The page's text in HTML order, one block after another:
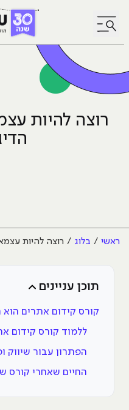
לחץ לפתיחת/סגירת תפריט
רוצה להיות
ראשי בלוג רוצה להיות
תוכן עניינים
קורס קידום אתרים
ללמוד קורס קידום
הפתרון עבור שיווק
החיים שאחרי קורס